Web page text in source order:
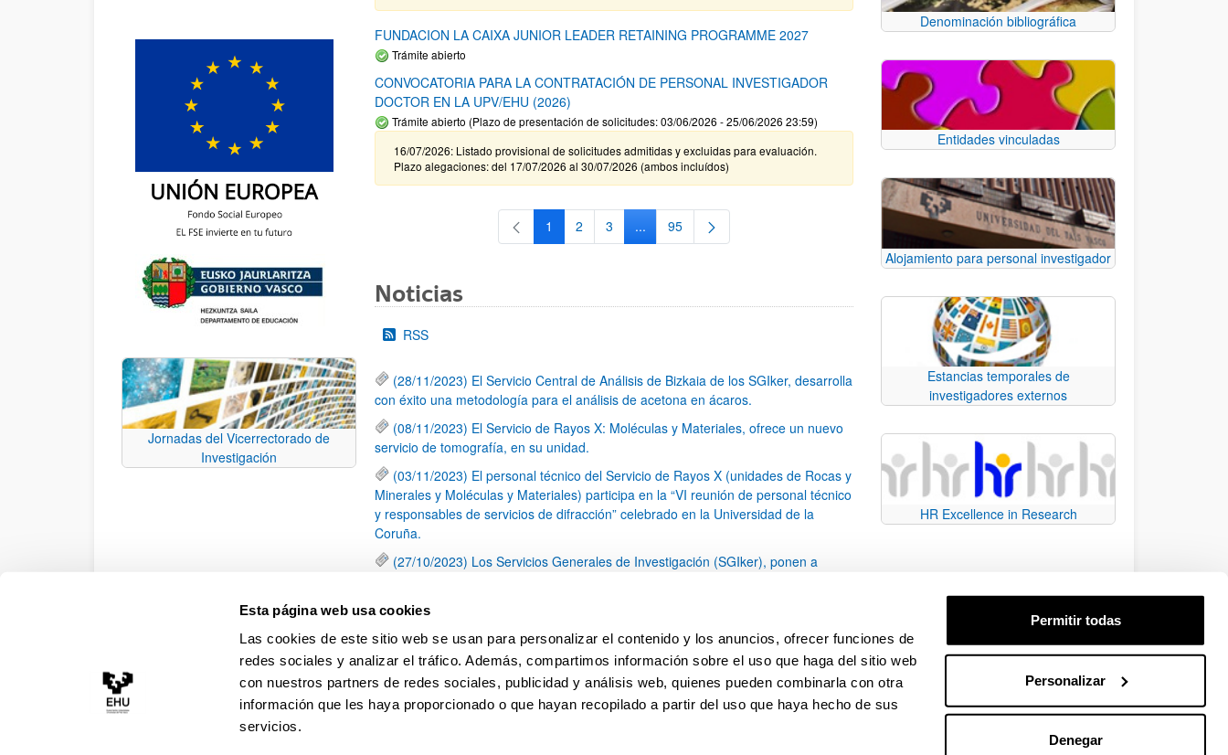
Esta página web usa cookies
Las cookies de este sitio web se usan para personalizar el contenido y los anuncios, ofrecer funciones de
redes sociales y analizar el tráfico. Además, compartimos información sobre el uso que haga del sitio web
con nuestros partners de redes sociales, publicidad y análisis web, quienes pueden combinarla con otra
información que les haya proporcionado o que hayan recopilado a partir del uso que haya hecho de sus
servicios.
Permitir todas
Personalizar
Denegar
Jornadas del Vicerrectorado de
Investigación
FUNDACION LA CAIXA JUNIOR LEADER RETAINING PROGRAMME 2027
Trámite abierto
CONVOCATORIA PARA LA CONTRATACIÓN DE PERSONAL INVESTIGADOR
DOCTOR EN LA UPV/EHU (2026)
Trámite abierto (Plazo de presentación de solicitudes: 03/06/2026 - 25/06/2026 23:59)
16/07/2026: Listado provisional de solicitudes admitidas y excluidas para evaluación.
Plazo alegaciones: del 17/07/2026 al 30/07/2026 (ambos incluídos)
Página
1 Página
2 Página
3 ...Páginas intermedias Use TAB para desplazarse.
Página
95
Noticias
RSS
(28/11/2023) El Servicio Central de Análisis de Bizkaia de los SGIker, desarrolla
con éxito una metodología para el análisis de acetona en ácaros.
(08/11/2023) El Servicio de Rayos X: Moléculas y Materiales, ofrece un nuevo
servicio de tomografía, en su unidad.
(03/11/2023) El personal técnico del Servicio de Rayos X (unidades de Rocas y
Minerales y Moléculas y Materiales) participa en la “VI reunión de personal técnico
y responsables de servicios de difracción” celebrado en la Universidad de la
Coruña.
(27/10/2023) Los Servicios Generales de Investigación (SGIker), ponen a
Movilidad Internacional CERU On the Move
Página
1 ...Páginas intermedias Use TAB para desplazarse.
Página
4 Página
5 Página
6 ...
Páginas intermedias Use TAB para desplazarse.
Página
79
Denominación bibliográfica
Entidades vinculadas
Alojamiento para personal investigador
Estancias temporales de
investigadores externos
HR Excellence in Research